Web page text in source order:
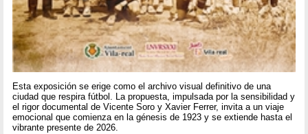
Esta exposición se erige como el archivo visual definitivo de una
ciudad que respira fútbol. La propuesta, impulsada por la sensibilidad y
el rigor documental de Vicente Soro y Xavier Ferrer, invita a un viaje
emocional que comienza en la génesis de 1923 y se extiende hasta el
vibrante presente de 2026.